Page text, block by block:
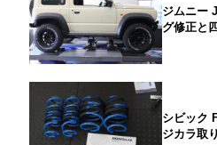
ジムニー
グ修正と
シビック
ジカラ取